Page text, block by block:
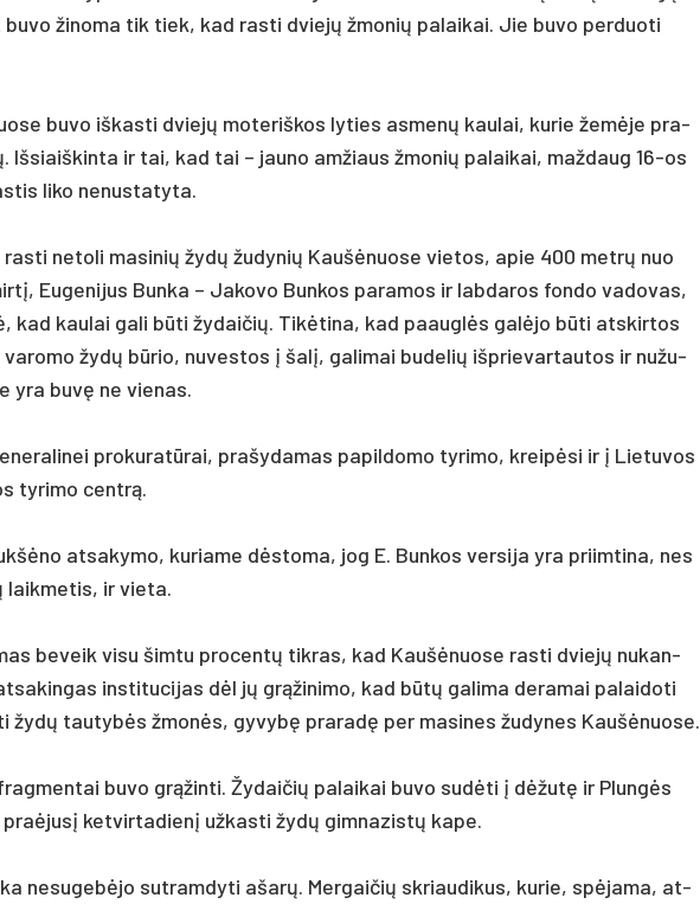
ži­no­ma tik tiek, kad ras­ti dviejų žmo­nių pa­lai­kai. Jie bu­vo per­duo­ti
bu­vo iš­kas­ti dviejų mo­te­riš­kos ly­ties as­menų kau­lai, ku­rie žemė­je pra­
Iš­siaiš­kin­ta ir tai, kad tai – jau­no am­žiaus žmo­nių pa­lai­kai, maž­daug 16-os
li­ko ne­nus­ta­ty­ta.
ne­to­li ma­si­nių žydų žu­dy­nių Kaušė­nuo­se vie­tos, apie 400 metrų nuo
Eu­ge­ni­jus Bun­ka – Ja­ko­vo Bun­kos pa­ra­mos ir lab­da­ros fon­do va­do­vas,
kad kau­lai ga­li būti žy­dai­čių. Tikė­ti­na, kad paauglės galė­jo būti at­skir­tos
žydų būrio, nu­ves­tos į šalį, ga­li­mai bu­de­lių išp­rie­var­tau­tos ir nu­žu­
yra buvę ne vie­nas.
pro­ku­ratū­rai, pra­šy­da­mas pa­pil­do­mo ty­ri­mo, kreipė­si ir į Lie­tu­vos
ty­ri­mo centrą.
at­sa­ky­mo, ku­ria­me dėsto­ma, jog E. Bun­kos ver­si­ja yra priim­ti­na, nes
laik­me­tis, ir vie­ta.
be­veik vi­su šim­tu pro­centų tik­ras, kad Kaušė­nuo­se ras­ti dviejų nu­kan­
ins­ti­tu­ci­jas dėl jų grąži­ni­mo, kad būtų ga­li­ma de­ra­mai pa­lai­do­ti
žydų tau­tybės žmonės, gy­vybę pra­radę per ma­si­nes žu­dy­nes Kaušė­nuo­se.
bu­vo grąžin­ti. Žy­dai­čių pa­lai­kai bu­vo su­dėti į dėžutę ir Plungės
ket­vir­ta­dienį už­kas­ti žydų gim­na­zistų ka­pe.
ne­su­gebė­jo su­tram­dy­ti ašarų. Mer­gai­čių skriau­di­kus, ku­rie, spėja­ma, at­